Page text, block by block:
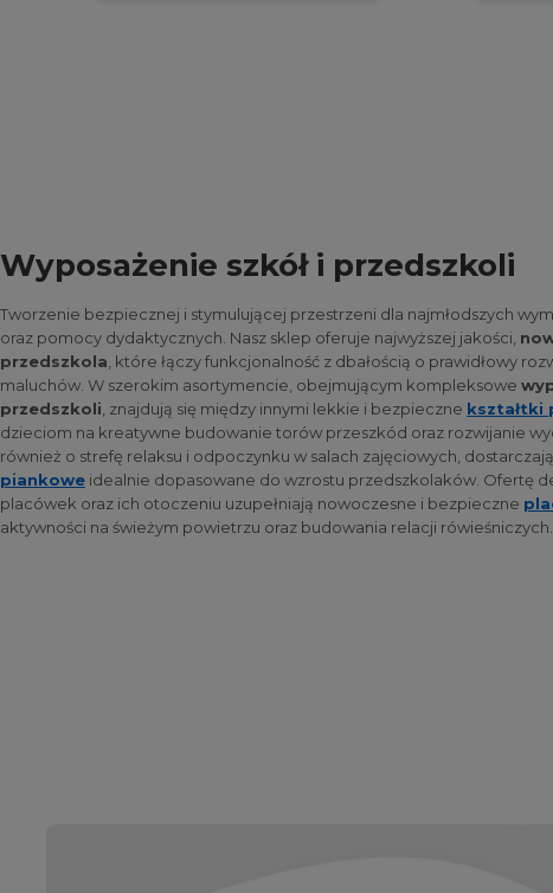
Wyposażenie szkół i przedszkoli
Tworzenie bezpiecznej i stymulującej przestrzeni dla najmłodszych
oraz pomocy dydaktycznych. Nasz sklep oferuje najwyższej jakości,
przedszkola , które łączy funkcjonalność z dbałością o prawidłowy
maluchów. W szerokim asortymencie, obejmującym kompleksowe
przedszkoli , znajdują się między innymi lekkie i bezpieczne kształtki
dzieciom na kreatywne budowanie torów przeszkód oraz rozwijanie
również o strefę relaksu i odpoczynku w salach zajęciowych,
piankowe idealnie dopasowane do wzrostu przedszkolaków. Ofertę
placówek oraz ich otoczeniu uzupełniają nowoczesne i bezpieczne
aktywności na świeżym powietrzu oraz budowania relacji rówieśniczych.